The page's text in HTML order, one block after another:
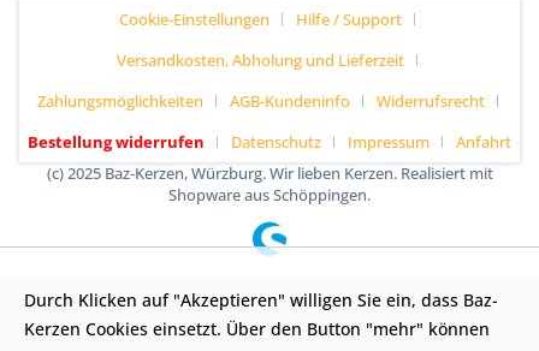
Cookie-Einstellungen
Hilfe / Support
Versandkosten, Abholung und Lieferzeit
Zahlungsmöglichkeiten
AGB-Kundeninfo
Widerrufsrecht
Bestellung widerrufen
Datenschutz Impressum
Anfahrt
(c) 2025 Baz-Kerzen, Würzburg. Wir lieben Kerzen. Realisiert mit
Shopware aus Schöppingen.
Durch Klicken auf "Akzeptieren" willigen Sie ein, dass Baz-
Kerzen Cookies einsetzt. Über den Button "mehr" können